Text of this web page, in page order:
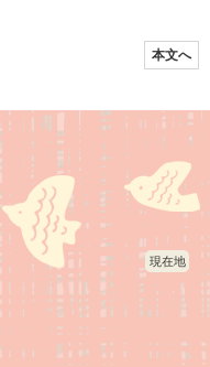
で
す。
ば
し
て
本文へ
現在地